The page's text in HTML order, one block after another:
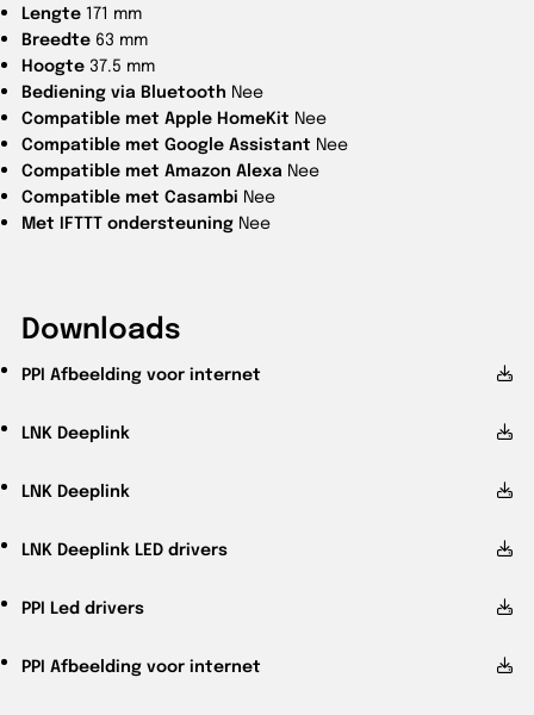
Lengte 171 mm
Breedte 63 mm
Hoogte 37.5 mm
Bediening via Bluetooth Nee
Compatible met Apple HomeKit Nee
Compatible met Google Assistant Nee
Compatible met Amazon Alexa Nee
Compatible met Casambi Nee
Met IFTTT ondersteuning Nee
Downloads
PPI Afbeelding voor internet
LNK Deeplink
LNK Deeplink
LNK Deeplink LED drivers
PPI Led drivers
PPI Afbeelding voor internet